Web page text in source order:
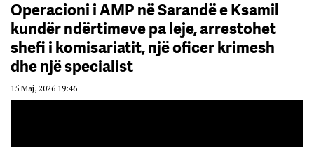
Operacioni i AMP në Sarandë e Ksamil
kundër ndërtimeve pa leje, arrestohet
shefi i komisariatit, një oficer krimesh
dhe një specialist
15 Maj, 2026 19:46